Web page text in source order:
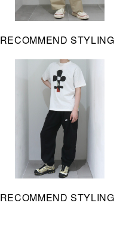
RECOMMEND STYLING
RECOMMEND STYLING